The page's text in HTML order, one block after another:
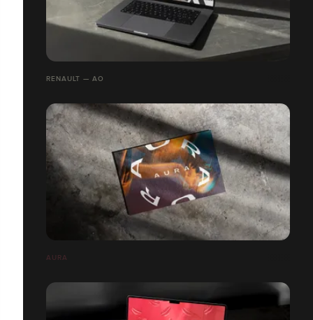
RENAULT — AO
AURA